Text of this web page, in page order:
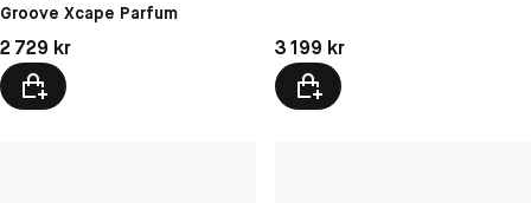
Groove Xcape Parfum
Pris: 2 729 kr
2 729 kr Pris: 3 199 kr
3 199 kr